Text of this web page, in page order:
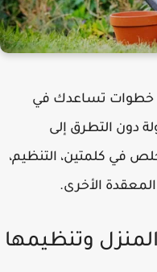
تساعدك في
التطرق إلى
في كلمتين، التنظيم،
الأخرى.
وتنظيمها